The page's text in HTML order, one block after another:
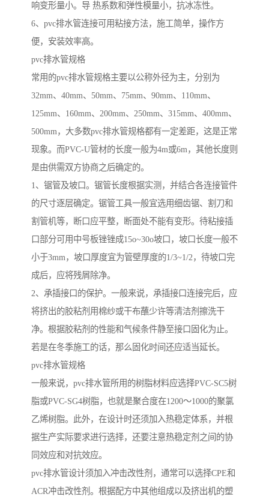
响变形量小。导 热系数和弹性模量小，抗冰冻性。
6、pvc排水管连接可用粘接方法，施工简单，操作方
便，安装效率高。
pvc排水管规格
常用的pvc排水管规格主要以公称外径为主，分别为
32mm、40mm、50mm、75mm、90mm、110mm、
125mm、160mm、200mm、250mm、315mm、400mm、
500mm，大多数pvc排水管规格都有一定差距，这是正常
现象。而PVC-U管材的长度一般为4m或6m，其他长度则
是由供需双方协商之后确定的。
1、锯管及坡口。锯管长度根据实测，并结合各连接管件
的尺寸逐层确定。锯管工具一般宜选用细齿锯、割刀和
割管机等，断口应平整，断面处不能有变形。待粘接插
口部分可用中号板锉锉成15o~30o坡口，坡口长度一般不
小于3mm，坡口厚度宜为管壁厚度的1/3~1/2，待坡口完
成后，应将残屑除净。
2、承插接口的保护。一般来说，承插接口连接完后，应
将挤出的胶粘剂用棉纱或干布蘸少许等清洁剂擦洗干
净。根据胶粘剂的性能和气候条件静至接口固化为止。
若是在冬季施工的话，那么固化时间还应适当延长。
pvc排水管规格
一般来说，pvc排水管所用的树脂材料应选择PVC-SC5树
脂或PVC-SG4树脂，也就是聚合度在1200～1000的聚氯
乙烯树脂。此外，在设计时还须加入热稳定体系，并根
据生产实际要求进行选择，还要注意热稳定剂之间的协
同效应和对抗效应。
pvc排水管设计须加入冲击改性剂，通常可以选择CPE和
ACR冲击改性剂。根据配方中其他组成以及挤出机的塑